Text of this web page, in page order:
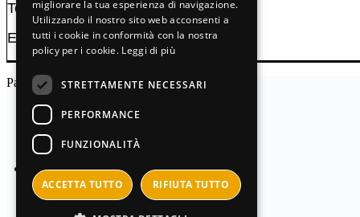
Tel: +39 366 3052558
E-mail: info@biennaleartefabbrile.it
Pagine & social
CHI SIAMO
BLOG
FACEBOOK
INSTAGRAM
WEB DESIGN AND DEVELOPMENT
BY WHITEDROP
PRIVACY POLICY
migliorare la tua esperienza di navigazione.
Utilizzando il nostro sito web acconsenti a
tutti i cookie in conformità con la nostra
policy per i cookie. Leggi di più
STRETTAMENTE NECESSARI
PERFORMANCE
FUNZIONALITÀ
ACCETTA TUTTO RIFIUTA TUTTO